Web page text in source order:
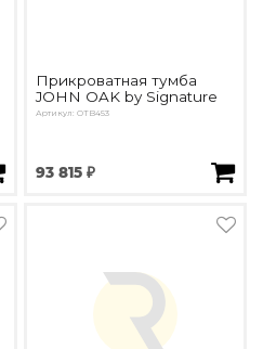
Прикроватная тумба
JOHN OAK by Signature
Артикул: OTB453
93 815 ₽